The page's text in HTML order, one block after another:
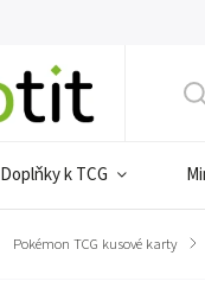
Doplňky k TCG
Pokémon TCG kusové karty /